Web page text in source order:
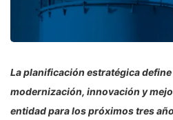
La planificación estratégica
modernización, innovación y
entidad para los próximos tres